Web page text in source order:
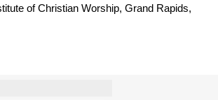
of Christian Worship, Grand Rapids,